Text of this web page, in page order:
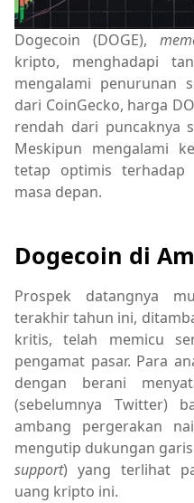
Dogecoin (DOGE),
kripto, menghadapi
mengalami penurunan
dari CoinGecko, harga
rendah dari puncaknya
Meskipun mengalami
tetap optimis
masa depan.
Dogecoin di
Prospek datangnya
terakhir tahun ini,
kritis, telah memicu
pengamat pasar. Para
dengan berani
(sebelumnya Twitter)
ambang pergerakan
mengutip dukungan
support) yang terlihat
uang kripto ini.